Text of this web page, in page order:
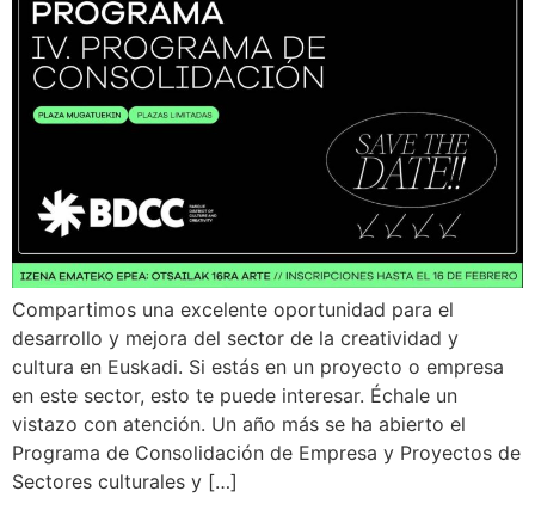
Compartimos una excelente oportunidad para el
desarrollo y mejora del sector de la creatividad y
cultura en Euskadi. Si estás en un proyecto o empresa
en este sector, esto te puede interesar. Échale un
vistazo con atención. Un año más se ha abierto el
Programa de Consolidación de Empresa y Proyectos de
Sectores culturales y […]